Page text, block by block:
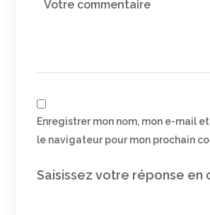
Enregistrer mon nom, mon e-mail
le navigateur pour mon prochain
Saisissez votre réponse en